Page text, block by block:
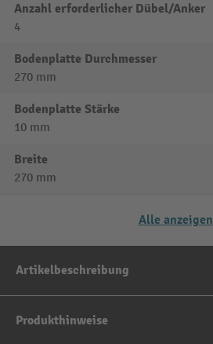
Anzahl erforderlicher Dübel/Anker
4
Bodenplatte Durchmesser
270 mm
Bodenplatte Stärke
10 mm
Breite
270 mm
Alle anzeigen
Artikelbeschreibung
Produkthinweise